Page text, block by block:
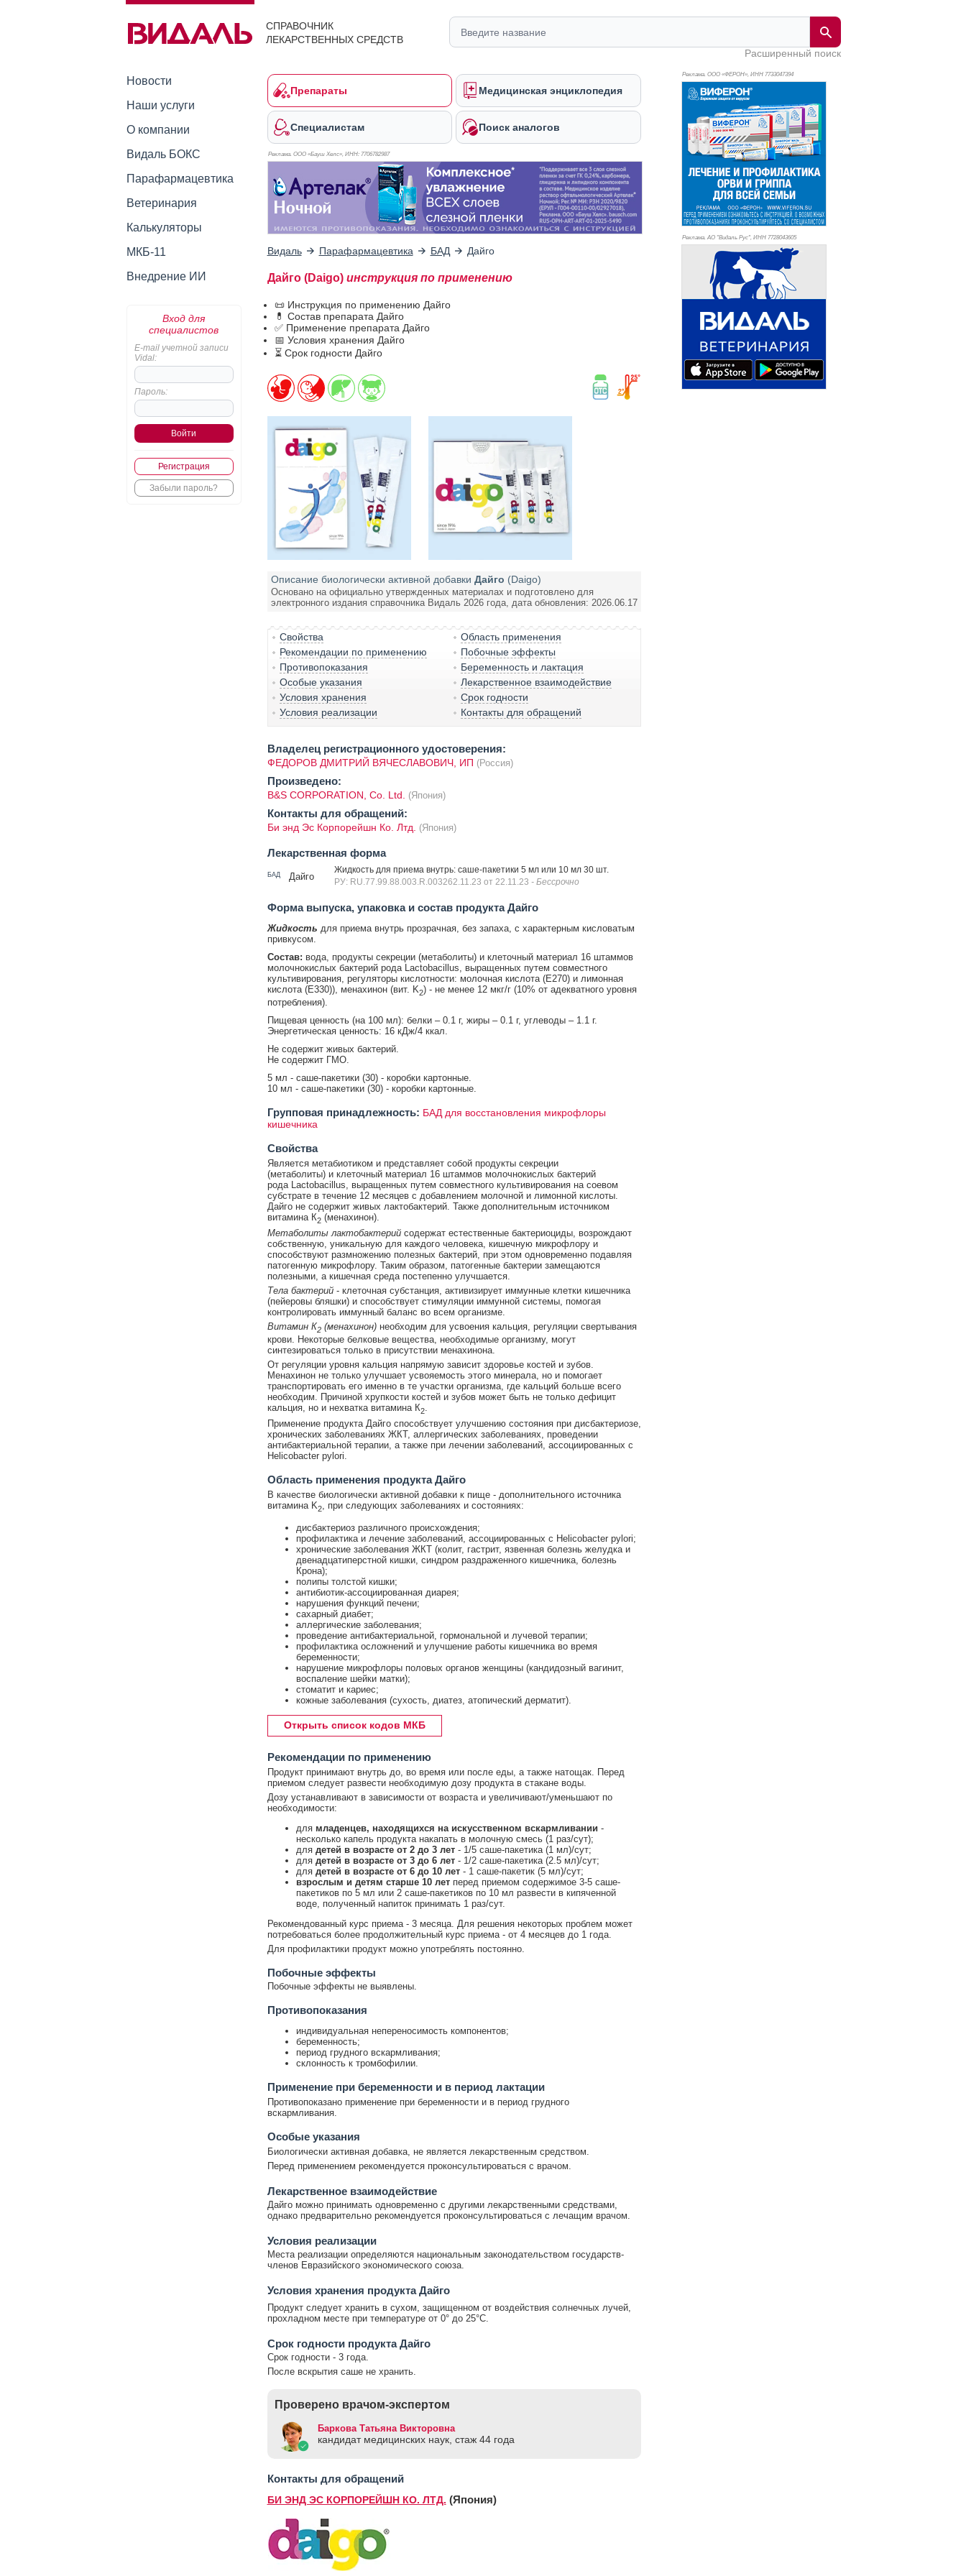
СПРАВОЧНИК
ЛЕКАРСТВЕННЫХ СРЕДСТВ
Расширенный поиск
Новости
Наши услуги
О компании
Видаль БОКС
Парафармацевтика
Ветеринария
Калькуляторы
МКБ-11
Внедрение ИИ
Вход для
специалистов
E-mail учетной записи
Vidal:
Пароль:
Регистрация
Забыли пароль?
Препараты Медицинская энциклопедия
Специалистам Поиск аналогов
Реклама. ООО «Бауш Хелс», ИНН: 7706782987
Видаль Парафармацевтика БАД Дайго
Дайго (Daigo) инструкция по применению
📜 Инструкция по применению Дайго
💊 Состав препарата Дайго
✅ Применение препарата Дайго
📅 Условия хранения Дайго
⏳ Срок годности Дайго
Описание биологически активной добавки Дайго (Daigo)
Основано на официально утвержденных материалах и подготовлено для
электронного издания справочника Видаль 2026 года, дата обновления: 2026.06.17
Свойства
Область применения
Рекомендации по применению
Побочные эффекты
Противопоказания
Беременность и лактация
Особые указания
Лекарственное взаимодействие
Условия хранения
Срок годности
Условия реализации
Контакты для обращений
Владелец регистрационного удостоверения:
ФЕДОРОВ ДМИТРИЙ ВЯЧЕСЛАВОВИЧ, ИП (Россия)
Произведено:
B&S CORPORATION, Co. Ltd. (Япония)
Контакты для обращений:
Би энд Эс Корпорейшн Ко. Лтд. (Япония)
Лекарственная форма
БАД Дайго
Жидкость для приема внутрь: саше-пакетики 5 мл или 10 мл 30 шт.
РУ: RU.77.99.88.003.R.003262.11.23 от 22.11.23 - Бессрочно
Форма выпуска, упаковка и состав продукта Дайго
Жидкость для приема внутрь прозрачная, без запаха, с характерным кисловатым
привкусом.
Состав: вода, продукты секреции (метаболиты) и клеточный материал 16 штаммов
молочнокислых бактерий рода Lactobacillus, выращенных путем совместного
культивирования, регуляторы кислотности: молочная кислота (E270) и лимонная
кислота (E330)), менахинон (вит. K2) - не менее 12 мкг/г (10% от адекватного уровня
потребления).
Пищевая ценность (на 100 мл): белки – 0.1 г, жиры – 0.1 г, углеводы – 1.1 г.
Энергетическая ценность: 16 кДж/4 ккал.
Не содержит живых бактерий.
Не содержит ГМО.
5 мл - саше-пакетики (30) - коробки картонные.
10 мл - саше-пакетики (30) - коробки картонные.
Групповая принадлежность: БАД для восстановления микрофлоры
кишечника
Свойства
Является метабиотиком и представляет собой продукты секреции
(метаболиты) и клеточный материал 16 штаммов молочнокислых бактерий
рода Lactobacillus, выращенных путем совместного культивирования на соевом
субстрате в течение 12 месяцев с добавлением молочной и лимонной кислоты.
Дайго не содержит живых лактобактерий. Также дополнительным источником
витамина К2(менахинон).
Метаболиты лактобактерий содержат естественные бактериоциды, возрождают
собственную, уникальную для каждого человека, кишечную микрофлору и
способствуют размножению полезных бактерий, при этом одновременно подавляя
патогенную микрофлору. Таким образом, патогенные бактерии замещаются
полезными, а кишечная среда постепенно улучшается.
Тела бактерий- клеточная субстанция, активизирует иммунные клетки кишечника
(пейеровы бляшки) и способствует стимуляции иммунной системы, помогая
контролировать иммунный баланс во всем организме.
Витамин К2(менахинон)необходим для усвоения кальция, регуляции свертывания
крови. Некоторые белковые вещества, необходимые организму, могут
синтезироваться только в присутствии менахинона.
От регуляции уровня кальция напрямую зависит здоровье костей и зубов.
Менахинон не только улучшает усвояемость этого минерала, но и помогает
транспортировать его именно в те участки организма, где кальций больше всего
необходим. Причиной хрупкости костей и зубов может быть не только дефицит
кальция, но и нехватка витамина К2.
Применение продукта Дайго способствует улучшению состояния при дисбактериозе,
хронических заболеваниях ЖКТ, аллергических заболеваниях, проведении
антибактериальной терапии, а также при лечении заболеваний, ассоциированных с
Helicobacter pylori.
Область применения продукта Дайго
В качестве биологически активной добавки к пище - дополнительного источника
витамина K2, при следующих заболеваниях и состояниях:
дисбактериоз различного происхождения;
профилактика и лечение заболеваний, ассоциированных с Helicobacter pylori;
хронические заболевания ЖКТ (колит, гастрит, язвенная болезнь желудка и
двенадцатиперстной кишки, синдром раздраженного кишечника, болезнь
Крона);
полипы толстой кишки;
антибиотик-ассоциированная диарея;
нарушения функций печени;
сахарный диабет;
аллергические заболевания;
проведение антибактериальной, гормональной и лучевой терапии;
профилактика осложнений и улучшение работы кишечника во время
беременности;
нарушение микрофлоры половых органов женщины (кандидозный вагинит,
воспаление шейки матки);
стоматит и кариес;
кожные заболевания (сухость, диатез, атопический дерматит).
Открыть список кодов МКБ
Рекомендации по применению
Продукт принимают внутрь до, во время или после еды, а также натощак. Перед
приемом следует развести необходимую дозу продукта в стакане воды.
Дозу устанавливают в зависимости от возраста и увеличивают/уменьшают по
необходимости:
для младенцев, находящихся на искусственном вскармливании -
несколько капель продукта накапать в молочную смесь (1 раз/сут);
для детей в возрасте от 2 до 3 лет- 1/5 саше-пакетика (1 мл)/сут;
для детей в возрасте от 3 до 6 лет- 1/2 саше-пакетика (2.5 мл)/сут;
для детей в возрасте от 6 до 10 лет- 1 саше-пакетик (5 мл)/сут;
взрослым и детям старше 10 летперед приемом содержимое 3-5 саше-
пакетиков по 5 мл или 2 саше-пакетиков по 10 мл развести в кипяченной
воде, полученный напиток принимать 1 раз/сут.
Рекомендованный курс приема - 3 месяца. Для решения некоторых проблем может
потребоваться более продолжительный курс приема - от 4 месяцев до 1 года.
Для профилактики продукт можно употреблять постоянно.
Побочные эффекты
Побочные эффекты не выявлены.
Противопоказания
индивидуальная непереносимость компонентов;
беременность;
период грудного вскармливания;
склонность к тромбофилии.
Применение при беременности и в период лактации
Противопоказано применение при беременности и в период грудного
вскармливания.
Особые указания
Биологически активная добавка, не является лекарственным средством.
Перед применением рекомендуется проконсультироваться с врачом.
Лекарственное взаимодействие
Дайго можно принимать одновременно с другими лекарственными средствами,
однако предварительно рекомендуется проконсультироваться с лечащим врачом.
Условия реализации
Места реализации определяются национальным законодательством государств-
членов Евразийского экономического союза.
Условия хранения продукта Дайго
Продукт следует хранить в сухом, защищенном от воздействия солнечных лучей,
прохладном месте при температуре от 0° до 25°С.
Срок годности продукта Дайго
Срок годности - 3 года.
После вскрытия саше не хранить.
Проверено врачом-экспертом
Баркова Татьяна Викторовна
кандидат медицинских наук, стаж 44 годa
Контакты для обращений
БИ ЭНД ЭС КОРПОРЕЙШН КО. ЛТД. (Япония)
Реклама. ООО «ФЕРОН», ИНН 7733047394
Реклама. АО "Видаль Рус", ИНН 7728043605